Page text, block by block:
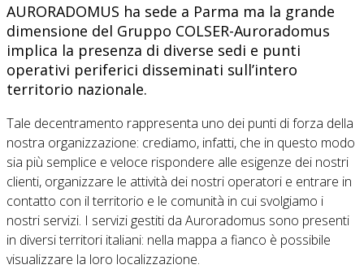
AURORADOMUS ha sede a Parma ma la grande
dimensione del Gruppo COLSER-Auroradomus
implica la presenza di diverse sedi e punti
operativi periferici disseminati sull’intero
territorio nazionale.
Tale decentramento rappresenta uno dei punti di forza della
nostra organizzazione: crediamo, infatti, che in questo modo
sia più semplice e veloce rispondere alle esigenze dei nostri
clienti, organizzare le attività dei nostri operatori e entrare in
contatto con il territorio e le comunità in cui svolgiamo i
nostri servizi. I servizi gestiti da Auroradomus sono presenti
in diversi territori italiani: nella mappa a fianco è possibile
visualizzare la loro localizzazione.